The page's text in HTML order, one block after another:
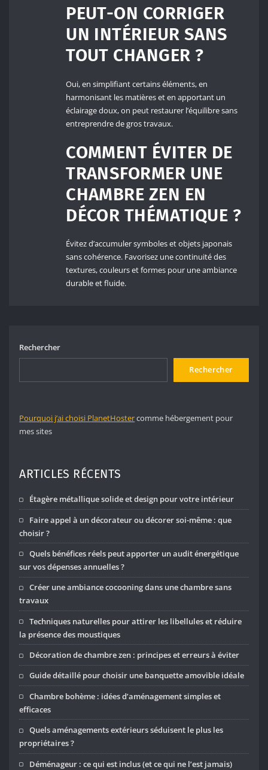
PEUT-ON CORRIGER
UN INTÉRIEUR SANS
TOUT CHANGER ?
Oui, en simplifiant certains éléments, en
harmonisant les matières et en apportant un
éclairage doux, on peut restaurer l’équilibre sans
entreprendre de gros travaux.
COMMENT ÉVITER DE
TRANSFORMER UNE
CHAMBRE ZEN EN
DÉCOR THÉMATIQUE ?
Évitez d’accumuler symboles et objets japonais
sans cohérence. Favorisez une continuité des
textures, couleurs et formes pour une ambiance
durable et fluide.
Rechercher
Rechercher
Pourquoi j’ai choisi PlanetHostercomme hébergement pour
mes sites
ARTICLES RÉCENTS
Étagère métallique solide et design pour votre intérieur
Faire appel à un décorateur ou décorer soi-même : que
choisir ?
Quels bénéfices réels peut apporter un audit énergétique
sur vos dépenses annuelles ?
Créer une ambiance cocooning dans une chambre sans
travaux
Techniques naturelles pour attirer les libellules et réduire
la présence des moustiques
Décoration de chambre zen : principes et erreurs à éviter
Guide détaillé pour choisir une banquette amovible idéale
Chambre bohème : idées d’aménagement simples et
efficaces
Quels aménagements extérieurs séduisent le plus les
propriétaires ?
Déménageur : ce qui est inclus (et ce qui ne l’est jamais)